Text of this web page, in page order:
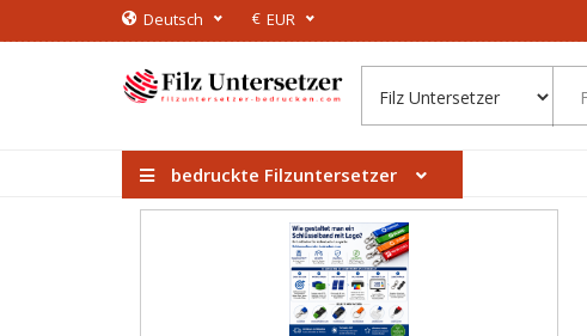
Deutsch € EUR
bedruckte Filzuntersetzer